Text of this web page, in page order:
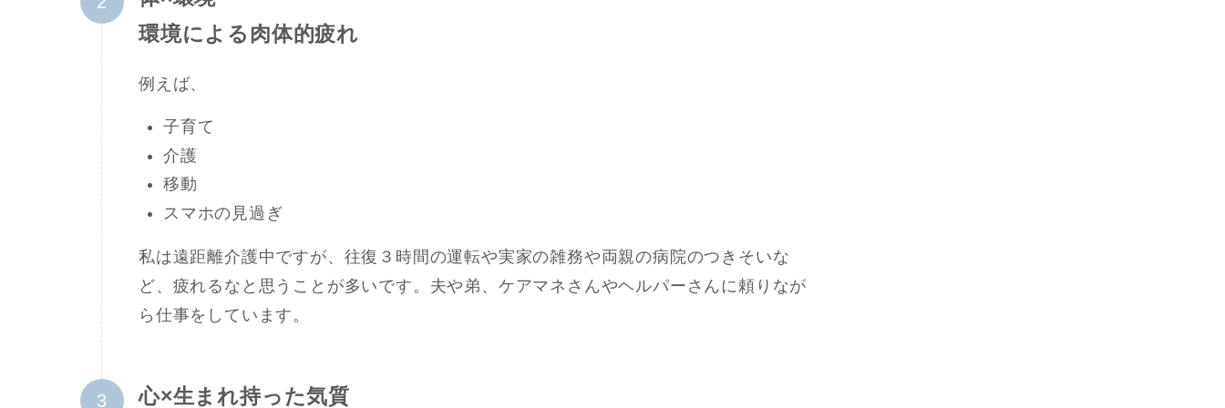
環境による肉体的疲れ
例えば、
子育て
介護
移動
スマホの見過ぎ
私は遠距離介護中ですが、往復３時間の運転や実家の雑務や両親の病院のつきそいな
ど、疲れるなと思うことが多いです。夫や弟、ケアマネさんやヘルパーさんに頼りなが
ら仕事をしています。
心×生まれ持った気質